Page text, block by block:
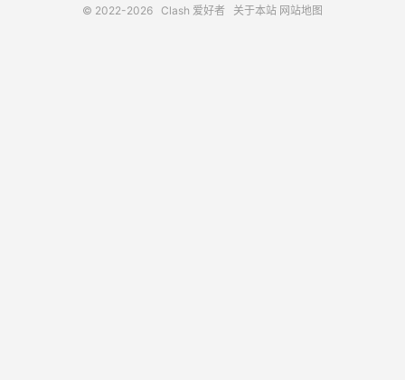
© 2022-2026 Clash 爱好者 关于本站 网站地图